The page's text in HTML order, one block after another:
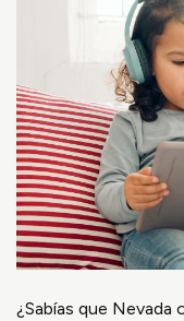
¿Sabías que